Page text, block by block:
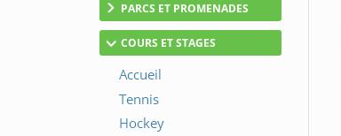
PARCS ET PROMENADES
COURS ET STAGES